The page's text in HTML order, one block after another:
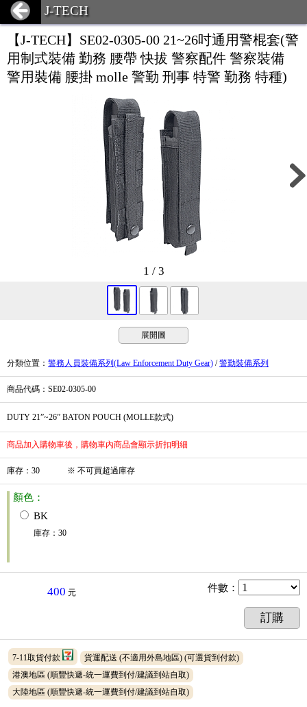
J-TECH
【J-TECH】SE02-0305-00 21~26吋通用警棍套(警
用制式裝備 勤務 腰帶 快拔 警察配件 警察裝備
警用裝備 腰掛 molle 警勤 刑事 特警 勤務 特種)
1 / 3
展開圖
分類位置 ： 警務人員裝備系列(Law Enforcement Duty Gear) /警勤裝備系列
商品代碼 ：SE02-0305-00
DUTY 21”~26” BATON POUCH (MOLLE款式)
商品加入購物車後，購物車內商品會顯示折扣明細
庫存 ： 30 ※ 不可買超過庫存
顏色：
BK
庫存 ： 30
400 元 件數 ：
訂購
7-11取貨付款 貨運配送 (不適用外島地區) (可選貨到付款)
港澳地區 (順豐快遞-統一運費到付/建議到站自取)
大陸地區 (順豐快遞-統一運費到付/建議到站自取)